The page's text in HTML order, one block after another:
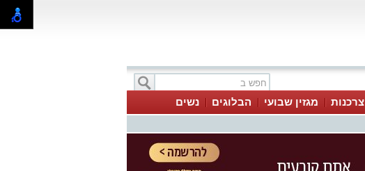
צרכנות מגזין שבועי הבלוגים נשים